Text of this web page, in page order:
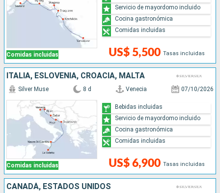
Comidas incluidas US$ 5,500 Tasas incluidas
Servicio de mayordomo incluido
Cocina gastronómica
Comidas incluidas
ITALIA, ESLOVENIA, CROACIA, MALTA
Comidas incluidas
Silver Muse 8 d Venecia 07/10/2026
US$ 6,900 Tasas incluidas
Bebidas incluidas
Servicio de mayordomo incluido
Cocina gastronómica
Comidas incluidas
CANADÁ, ESTADOS UNIDOS